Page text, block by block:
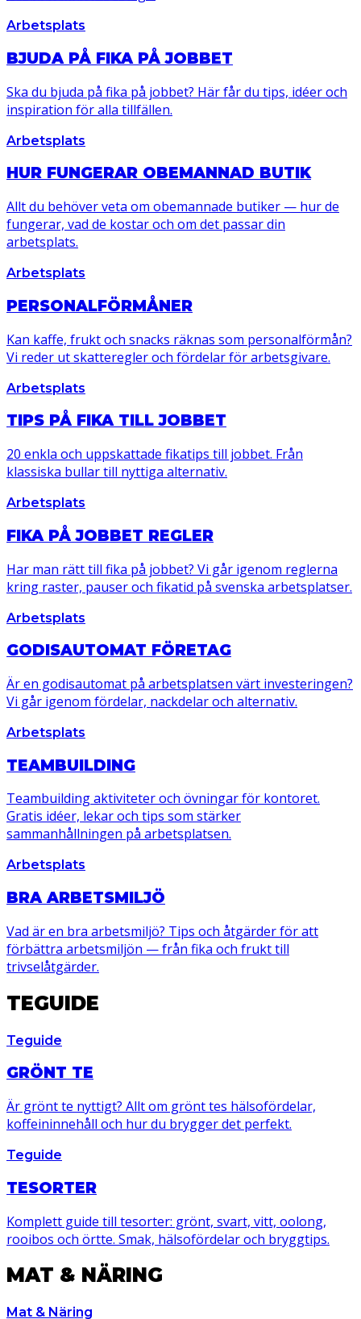
Arbetsplats
BJUDA PÅ FIKA PÅ JOBBET
Ska du bjuda på fika på jobbet? Här får du tips, idéer och
inspiration för alla tillfällen.
Arbetsplats
HUR FUNGERAR OBEMANNAD BUTIK
Allt du behöver veta om obemannade butiker — hur de
fungerar, vad de kostar och om det passar din
arbetsplats.
Arbetsplats
PERSONALFÖRMÅNER
Kan kaffe, frukt och snacks räknas som personalförmån?
Vi reder ut skatteregler och fördelar för arbetsgivare.
Arbetsplats
TIPS PÅ FIKA TILL JOBBET
20 enkla och uppskattade fikatips till jobbet. Från
klassiska bullar till nyttiga alternativ.
Arbetsplats
FIKA PÅ JOBBET REGLER
Har man rätt till fika på jobbet? Vi går igenom reglerna
kring raster, pauser och fikatid på svenska arbetsplatser.
Arbetsplats
GODISAUTOMAT FÖRETAG
Är en godisautomat på arbetsplatsen värt investeringen?
Vi går igenom fördelar, nackdelar och alternativ.
Arbetsplats
TEAMBUILDING
Teambuilding aktiviteter och övningar för kontoret.
Gratis idéer, lekar och tips som stärker
sammanhållningen på arbetsplatsen.
Arbetsplats
BRA ARBETSMILJÖ
Vad är en bra arbetsmiljö? Tips och åtgärder för att
förbättra arbetsmiljön — från fika och frukt till
trivselåtgärder.
TEGUIDE
Teguide
GRÖNT TE
Är grönt te nyttigt? Allt om grönt tes hälsofördelar,
koffeininnehåll och hur du brygger det perfekt.
Teguide
TESORTER
Komplett guide till tesorter: grönt, svart, vitt, oolong,
rooibos och örtte. Smak, hälsofördelar och bryggtips.
MAT & NÄRING
Mat & Näring